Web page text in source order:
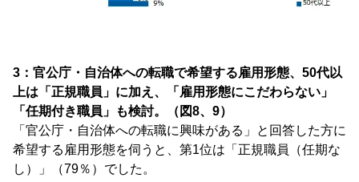
3：官公庁・自治体への転職で希望する雇用形態、50代以
上は「正規職員」に加え、「雇用形態にこだわらない」
「任期付き職員」も検討。（図8、9）
「官公庁・自治体への転職に興味がある」と回答した方に
希望する雇用形態を伺うと、第1位は「正規職員（任期な
し）」（79％）でした。